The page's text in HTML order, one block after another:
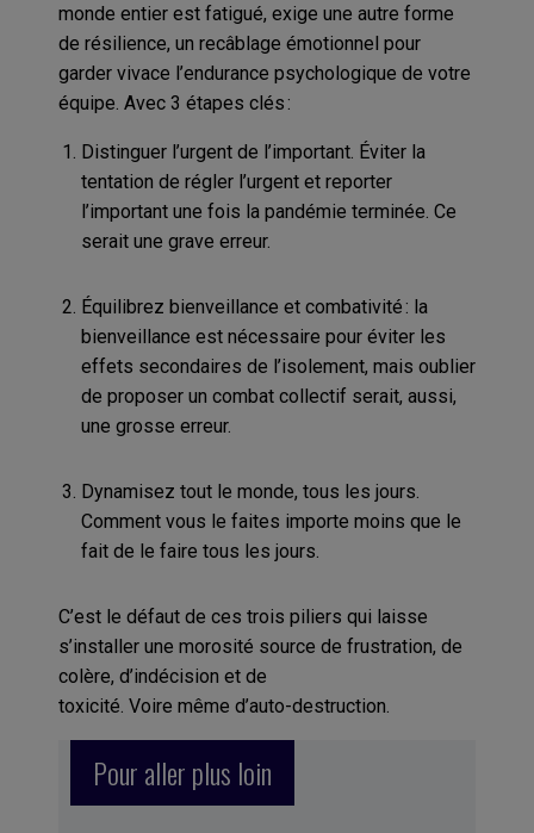
monde entier est fatigué, exige une autre forme
de résilience, un recâblage émotionnel pour
garder vivace l’endurance psychologique de votre
équipe. Avec 3 étapes clés :
Distinguer l’urgent de l’important. Éviter la
tentation de régler l’urgent et reporter
l’important une fois la pandémie terminée. Ce
serait une grave erreur.
Équilibrez bienveillance et combativité : la
bienveillance est nécessaire pour éviter les
effets secondaires de l’isolement, mais oublier
de proposer un combat collectif serait, aussi,
une grosse erreur.
Dynamisez tout le monde, tous les jours.
Comment vous le faites importe moins que le
fait de le faire tous les jours.
C’est le défaut de ces trois piliers qui laisse
s’installer une morosité source de frustration, de
colère, d’indécision et de
toxicité. Voire même d’auto-destruction.
Pour aller plus loin